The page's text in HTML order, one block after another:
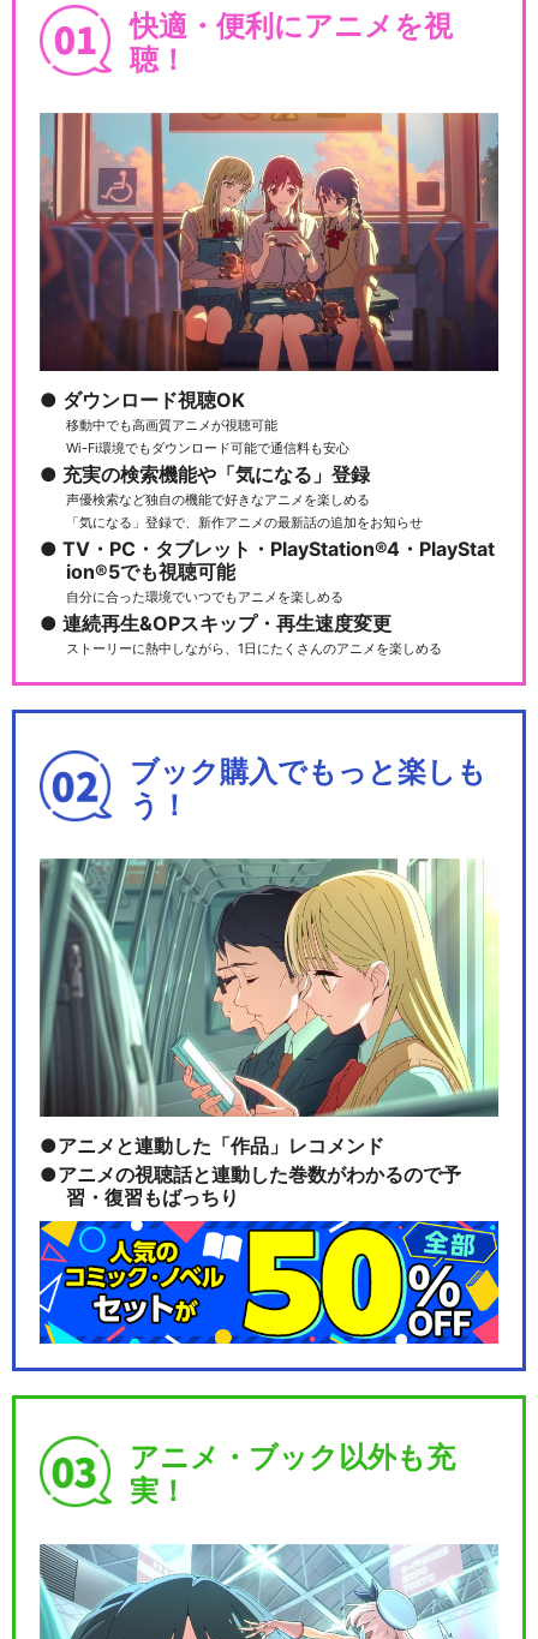
快適・便利にアニメを視
聴！
ダウンロード視聴OK
移動中でも高画質アニメが視聴可能
Wi-Fi環境でもダウンロード可能で通信料も安心
充実の検索機能や「気になる」登録
声優検索など独自の機能で好きなアニメを楽しめる
「気になる」登録で、新作アニメの最新話の追加をお知らせ
TV・PC・タブレット・PlayStation®4・PlayStat
ion®5でも視聴可能
自分に合った環境でいつでもアニメを楽しめる
連続再生&OPスキップ・再生速度変更
ストーリーに熱中しながら、1日にたくさんのアニメを楽しめる
ブック購入でもっと楽しも
う！
アニメと連動した「作品」レコメンド
アニメの視聴話と連動した巻数がわかるので予
習・復習もばっちり
アニメ・ブック以外も充
実！